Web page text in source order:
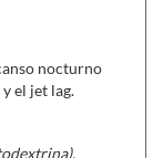
con una ingesta
debe tomarse
de viaje y unos
de destino.
nocturno
y el jet lag.